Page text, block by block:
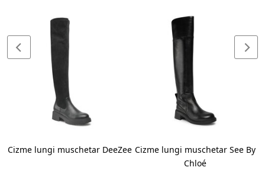
Cizme lungi muschetar DeeZee Cizme lungi muschetar See By
Chloé